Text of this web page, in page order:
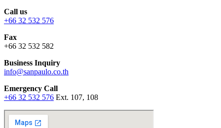
Call us
+66 32 532 576
Fax
+66 32 532 582
Business Inquiry
info@sanpaulo.co.th
Emergency Call
+66 32 532 576 Ext. 107, 108